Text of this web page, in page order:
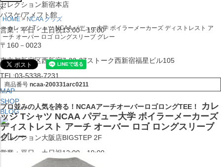
セレクション新宿本店
バスケ/アメフト館
営業：平日・土日祝13:00～19:00
〒160－0023
東京都新宿区西新宿7-22-37ストーク西新宿福星ビル105
TEL:03-5338-7231
MAP
SHOP
BLOG
セレクション大阪店BIGSTEP 2F
営業：平日・土日祝12:00～19:00
x
HOME
NCAA グッズ
カレッジ Tシャツ NCAA パデュー大学 ボイラーメーカーズ ディストレスト ア
ーチ オーバー ロゴ ロングスリーブ グレー
商品番号 ncaa-200331arc0211
プロ並みの人気を誇る！NCAAアーチオーバーロゴロングTEE！
カレ
ッジ Tシャツ NCAA パデュー大学 ボイラーメーカーズ
ディストレスト アーチ オーバー ロゴ ロングスリーブ
グレー